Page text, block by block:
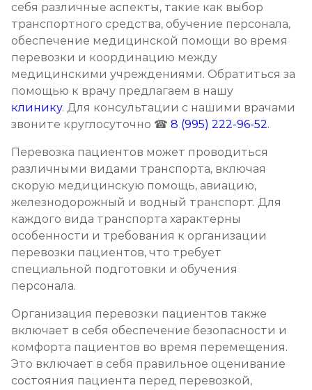
себя различные аспекты, такие как выбор
транспортного средства, обучение персонала,
обеспечение медицинской помощи во время
перевозки и координацию между
медицинскими учреждениями. Обратиться за
помощью к врачу предлагаем в нашу
клинику. Для консультации с нашими врачами
звоните круглосуточно ☎ 8 (995) 222-96-52.
Перевозка пациентов может проводиться
различными видами транспорта, включая
скорую медицинскую помощь, авиацию,
железнодорожный и водный транспорт. Для
каждого вида транспорта характерны
особенности и требования к организации
перевозки пациентов, что требует
специальной подготовки и обучения
персонала.
Организация перевозки пациентов также
включает в себя обеспечение безопасности и
комфорта пациентов во время перемещения.
Это включает в себя правильное оценивание
состояния пациента перед перевозкой,